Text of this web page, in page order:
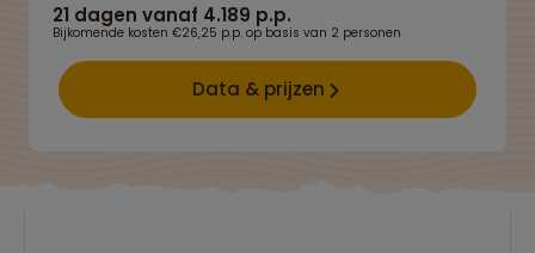
21 dagen vanaf 4.189 p.p.
Bijkomende kosten €26,25 p.p. op basis van 2 personen
Data & prijzen